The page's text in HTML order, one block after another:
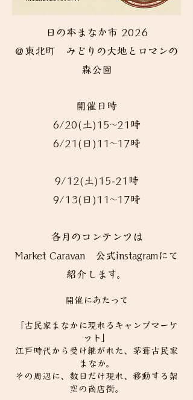
日の本まなか市 2026
＠東北町 みどりの大地とロマンの
森公園
開催日時
6/20(土)15~21時
6/21(日)11~17時
9/12(土)15-21時
9/13(日)11~17時
各月のコンテンツは
Market Caravan 公式instagramにて
紹介します。
開催にあたって
「古民家まなかに現れるキャンプマーケ
ット」
江戸時代から受け継がれた、茅葺古民家
まなか。
その周辺に、数日だけ現れ、移動する架
空の商店街。